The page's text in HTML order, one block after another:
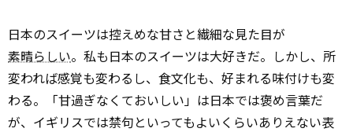
日本のスイーツは控えめな甘さと繊細な見た目が
素晴らしい。私も日本のスイーツは大好きだ。しかし、所
変われば感覚も変わるし、食文化も、好まれる味付けも変
わる。「甘過ぎなくておいしい」は日本では褒め言葉だ
が、イギリスでは禁句といってもよいくらいありえない表